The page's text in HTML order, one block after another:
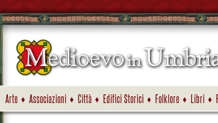
Arte Associazioni Città Edifici Storici Folklore Libri